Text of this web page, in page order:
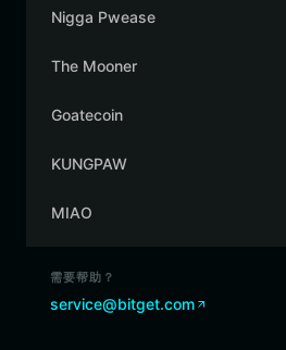
Nigga Pwease
The Mooner
Goatecoin
KUNGPAW
MIAO
需要帮助？
service@bitget.com